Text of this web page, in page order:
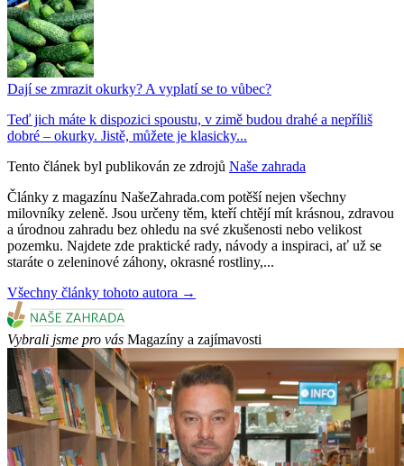
Dají se zmrazit okurky? A vyplatí se to vůbec?
Teď jich máte k dispozici spoustu, v zimě budou drahé a nepříliš
dobré – okurky. Jistě, můžete je klasicky...
Tento článek byl publikován ze zdrojů Naše zahrada
Články z magazínu NašeZahrada.com potěší nejen všechny
milovníky zeleně. Jsou určeny těm, kteří chtějí mít krásnou, zdravou
a úrodnou zahradu bez ohledu na své zkušenosti nebo velikost
pozemku. Najdete zde praktické rady, návody a inspiraci, ať už se
staráte o zeleninové záhony, okrasné rostliny,...
Všechny články tohoto autora →
Vybrali jsme pro vás Magazíny a zajímavosti